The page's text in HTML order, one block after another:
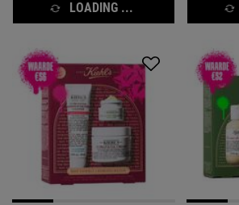
LOADING ...